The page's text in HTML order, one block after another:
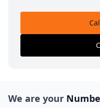
We are your